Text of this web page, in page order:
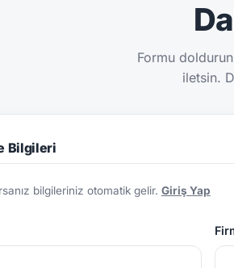
Formu
iletsin.
Bilgileri
bilgileriniz otomatik gelir. Giriş Yap